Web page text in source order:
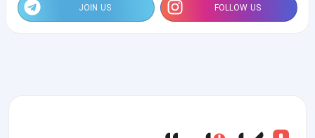
FOLLOW US
JOIN US